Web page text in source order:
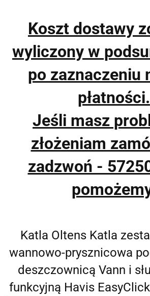
Koszt dostawy
wyliczony w
po zaznaczeniu
płatności.
Jeśli masz
złożeniam
zadzwoń -
Katla Oltens Katla
wannowo-prysznicowa
deszczownicą Vann i
funkcyjną Havis